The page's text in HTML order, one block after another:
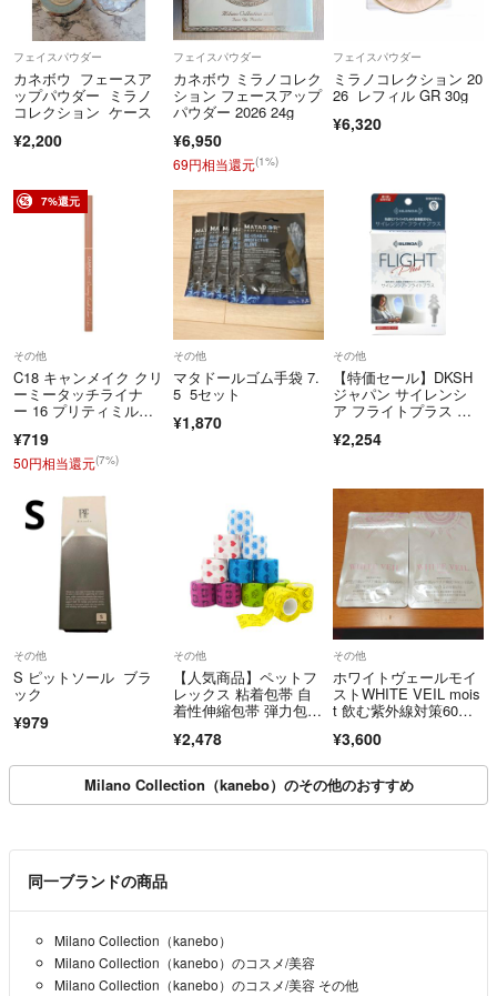
フェイスパウダー
カネボウ フェースア
ップパウダー ミラノ
コレクション ケース
¥2,200
フェイスパウダー
カネボウ ミラノコレク
ション フェースアップ
パウダー 2026 24g
¥6,950
69円相当還元(1%)
フェイスパウダー
ミラノコレクション 20
26 レフィル GR 30g
¥6,320
7%還元
その他
C18 キャンメイク クリ
ーミータッチライナ
ー 16 プリティミルク
¥719
50円相当還元(7%)
その他
マタドールゴム手袋 7.
5 5セット
¥1,870
その他
【特価セール】DKSH
ジャパン サイレンシ
ア フライトプラス 携
¥2,254
その他
S ピットソール ブラ
ック
¥979
その他
【人気商品】ペットフ
レックス 粘着包帯 自
着性伸縮包帯 弾力包
¥2,478
その他
ホワイトヴェールモイ
ストWHITE VEIL mois
t 飲む紫外線対策60日
¥3,600
Milano Collection（kanebo）のその他のおすすめ
同一ブランドの商品
Milano Collection（kanebo）
Milano Collection（kanebo）のコスメ/美容
Milano Collection（kanebo）のコスメ/美容 その他